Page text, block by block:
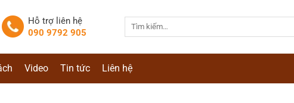
Hỗ trợ liên hệ
090 9792 905
Video Tin tức Liên hệ